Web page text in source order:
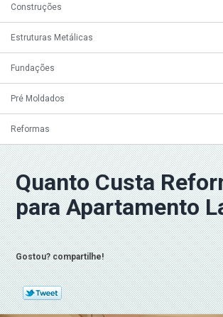
Construções
Estruturas Metálicas
Fundações
Pré Moldados
Reformas
Quanto Custa
para Apartamento
Gostou? compartilhe!